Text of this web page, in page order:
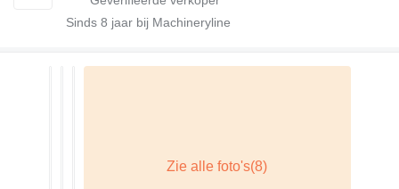
Sinds 8 jaar bij Machineryline